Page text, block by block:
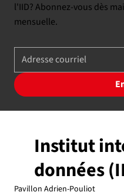
l'IID? Abonnez-vous dès
mensuelle.
Institut
données
Pavillon Adrien-Pouliot